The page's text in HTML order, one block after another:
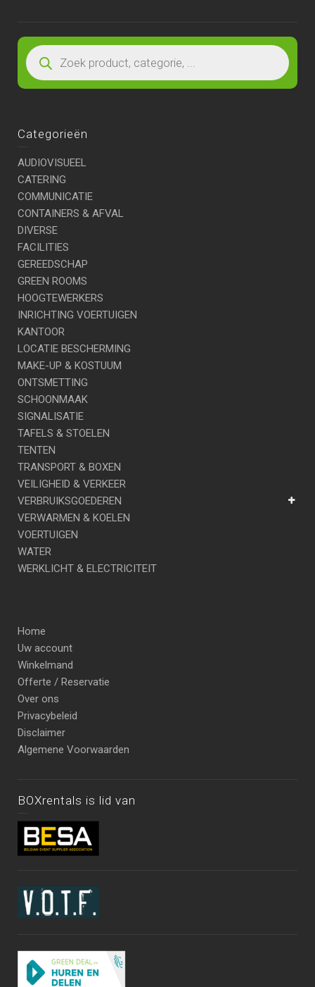
Categorieën
AUDIOVISUEEL
CATERING
COMMUNICATIE
CONTAINERS & AFVAL
DIVERSE
FACILITIES
GEREEDSCHAP
GREEN ROOMS
HOOGTEWERKERS
INRICHTING VOERTUIGEN
KANTOOR
LOCATIE BESCHERMING
MAKE-UP & KOSTUUM
ONTSMETTING
SCHOONMAAK
SIGNALISATIE
TAFELS & STOELEN
TENTEN
TRANSPORT & BOXEN
VEILIGHEID & VERKEER
VERBRUIKSGOEDEREN
VERWARMEN & KOELEN
VOERTUIGEN
WATER
WERKLICHT & ELECTRICITEIT
Home
Uw account
Winkelmand
Offerte / Reservatie
Over ons
Privacybeleid
Disclaimer
Algemene Voorwaarden
BOXrentals is lid van